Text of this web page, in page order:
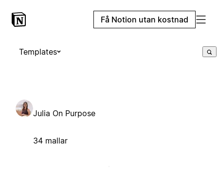
Få Notion utan kostnad
Templates
Julia On Purpose
34 mallar